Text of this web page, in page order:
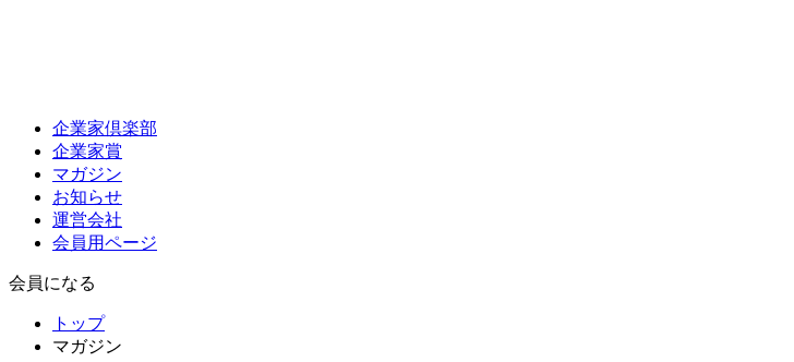
企業家倶楽部
企業家賞
マガジン
お知らせ
運営会社
会員用ページ
会員になる
トップ
マガジン